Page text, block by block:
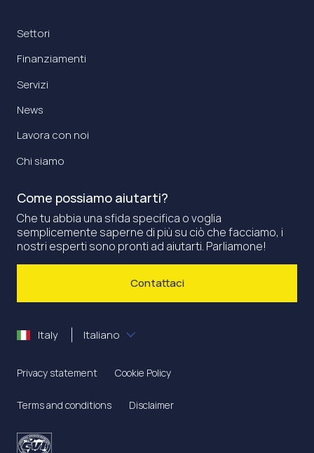
Settori
Finanziamenti
Servizi
News
Lavora con noi
Chi siamo
Come possiamo aiutarti?
Che tu abbia una sfida specifica o voglia
semplicemente saperne di più su ciò che facciamo, i
nostri esperti sono pronti ad aiutarti. Parliamone!
Contattaci
Italy Italiano
Privacy statement Cookie Policy
Terms and conditions Disclaimer